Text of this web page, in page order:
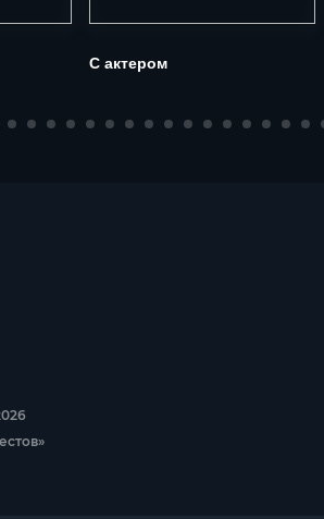
С актером